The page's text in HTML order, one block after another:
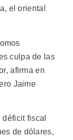
el oriental
culpa de las
afirma en
Jaime
fiscal
de dólares,